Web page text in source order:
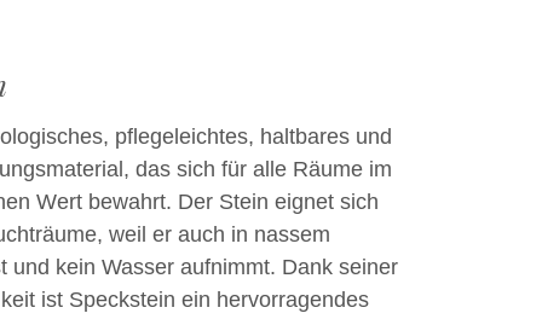
pflegeleichtes, haltbares und
das sich für alle Räume im
Wert bewahrt. Der Stein eignet sich
weil er auch in nassem
und kein Wasser aufnimmt. Dank seiner
ist Speckstein ein hervorragendes